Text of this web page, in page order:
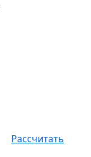
Рассчитать